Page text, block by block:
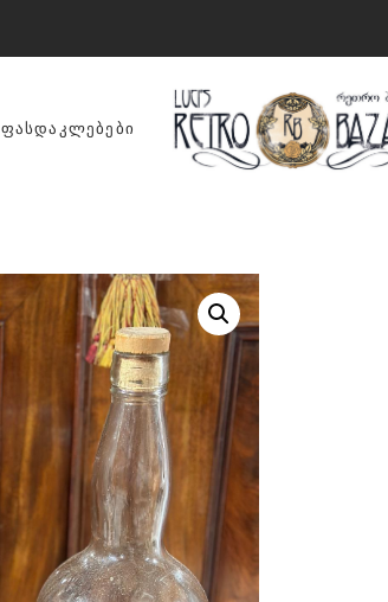
ᲤᲐᲡᲓᲐᲙᲚᲔᲑᲔᲑᲘ